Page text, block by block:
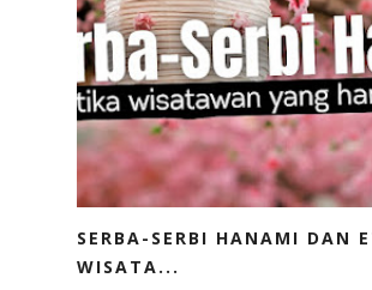
SERBA-SERBI HANAMI DAN
WISATA...